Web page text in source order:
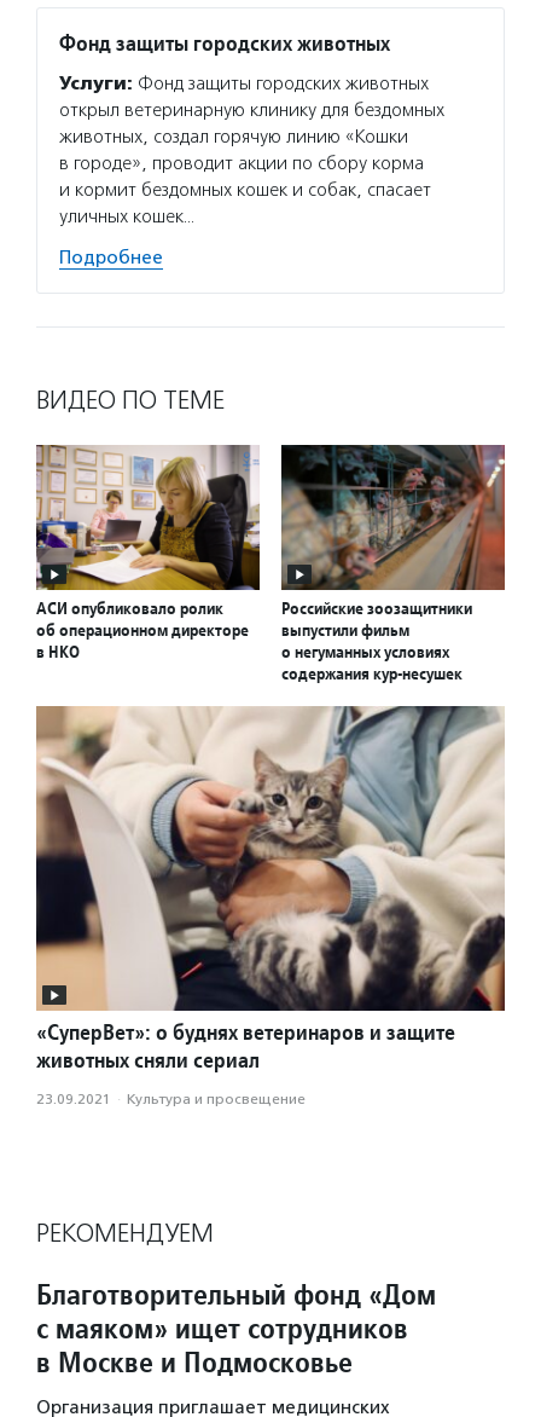
Фонд защиты городских животных
Услуги: Фонд защиты городских животных
открыл ветеринарную клинику для бездомных
животных, создал горячую линию «Кошки
в городе», проводит акции по сбору корма
и кормит бездомных кошек и собак, спасает
уличных кошек…
Подробнее
ВИДЕО ПО ТЕМЕ
АСИ опубликовало ролик
об операционном директоре
в НКО
Российские зоозащитники
выпустили фильм
о негуманных условиях
содержания кур-несушек
«СуперВет»: о буднях ветеринаров и защите
животных сняли сериал
23.09.2021 · Культура и просвещение
РЕКОМЕНДУЕМ
Благотворительный фонд «Дом
с маяком» ищет сотрудников
в Москве и Подмосковье
Организация приглашает медицинских